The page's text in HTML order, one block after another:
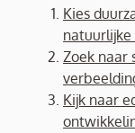
Kies
Zoek naar
Kijk naar